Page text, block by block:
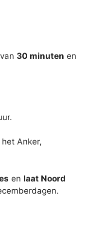
30 minuten en
Anker,
en laat Noord